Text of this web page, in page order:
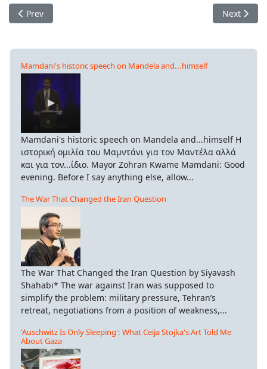
Previous article: Κωστής Αχνιώτης (1952-2017)
Prev Next
Next
Mamdani's historic speech on Mandela and...himself
Mamdani's historic speech on Mandela and...himself Η
ιστορική ομιλία του Μαμντάνι για τον Μαντέλα αλλά
και για τον...ίδιο. Mayor Zohran Kwame Mamdani: Good
evening. Before I say anything else, allow...
The War That Changed the Iran Question
The War That Changed the Iran Question by Siyavash
Shahabi* The war against Iran was supposed to
simplify the problem: military pressure, Tehran’s
retreat, negotiations from a position of weakness,...
'Auschwitz Is Only Sleeping': What Ceija Stojka's Art Told Me
About Gaza